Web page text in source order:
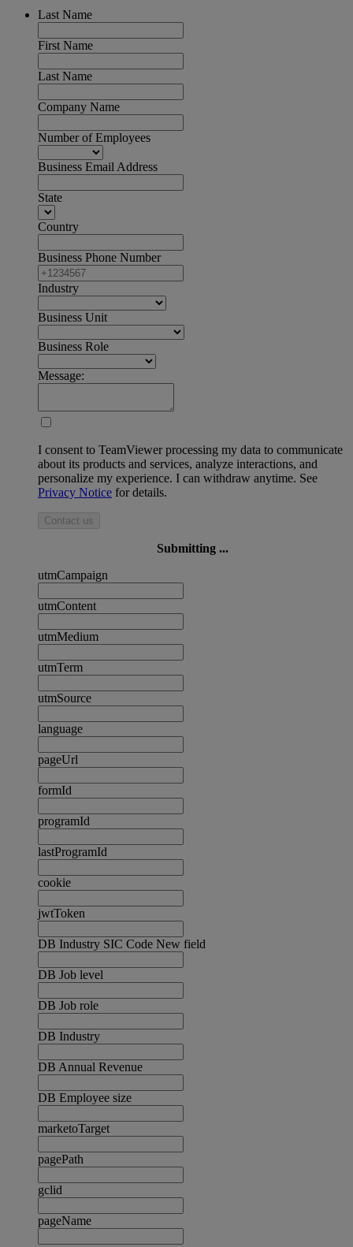
Last Name
First Name
Last Name
Company Name
Number of Employees
Business Email Address
State
Country
Business Phone Number
Industry
Business Unit
Business Role
Message:
I consent to TeamViewer processing my data to communicate
about its products and services, analyze interactions, and
personalize my experience. I can withdraw anytime. See
Privacy Notice for details.
Contact us
Submitting ...
utmCampaign
utmContent
utmMedium
utmTerm
utmSource
language
pageUrl
formId
programId
lastProgramId
cookie
jwtToken
DB Industry SIC Code New field
DB Job level
DB Job role
DB Industry
DB Annual Revenue
DB Employee size
marketoTarget
pagePath
gclid
pageName